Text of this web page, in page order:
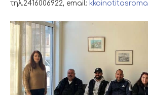
τηλ.2416006922, email: